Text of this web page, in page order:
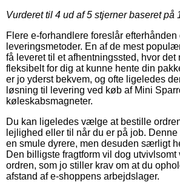
Vurderet til 4 ud af 5 stjerner baseret på
Flere e-forhandlere foreslår efterhånden
leveringsmetoder. En af de mest
få leveret til et afhentningssted, hvor det
fleksibelt for dig at kunne hente din
er jo yderst bekvem, og ofte ligeledes
løsning til levering ved køb af Mini
køleskabsmagneter.
Du kan ligeledes vælge at bestille
lejlighed eller til når du er på job.
en smule dyrere, men desuden særligt
Den billigste fragtform vil dog
ordren, som jo stiller krav om at du
afstand af e-shoppens arbejdslager.